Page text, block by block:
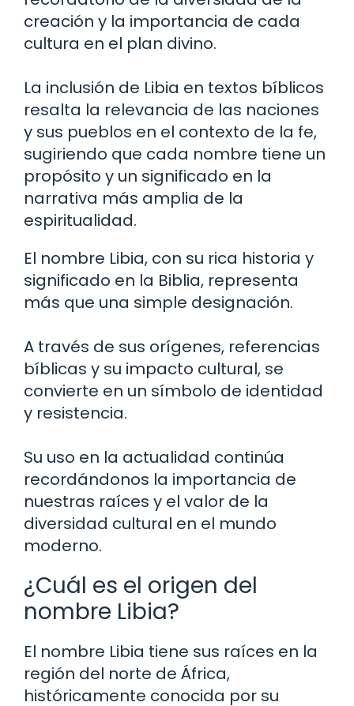
creación y la importancia de cada
cultura en el plan divino.
La inclusión de Libia en textos bíblicos
resalta la relevancia de las naciones
y sus pueblos en el contexto de la fe,
sugiriendo que cada nombre tiene un
propósito y un significado en la
narrativa más amplia de la
espiritualidad.
El nombre Libia, con su rica historia y
significado en la Biblia, representa
más que una simple designación.
A través de sus orígenes, referencias
bíblicas y su impacto cultural, se
convierte en un símbolo de identidad
y resistencia.
Su uso en la actualidad continúa
recordándonos la importancia de
nuestras raíces y el valor de la
diversidad cultural en el mundo
moderno.
¿Cuál es el origen del
nombre Libia?
El nombre Libia tiene sus raíces en la
región del norte de África,
históricamente conocida por su